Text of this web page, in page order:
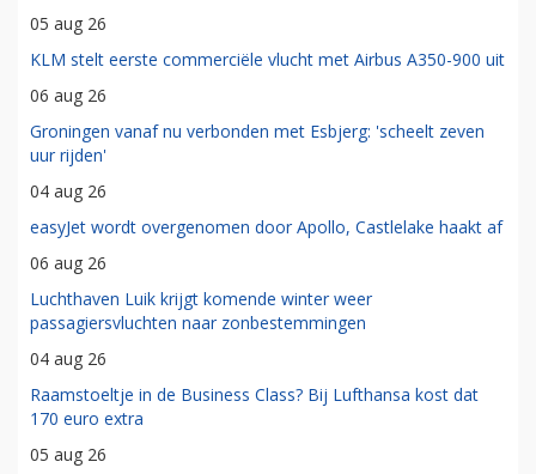
05 aug 26
KLM stelt eerste commerciële vlucht met Airbus A350-900 uit
06 aug 26
Groningen vanaf nu verbonden met Esbjerg: 'scheelt zeven
uur rijden'
04 aug 26
easyJet wordt overgenomen door Apollo, Castlelake haakt af
06 aug 26
Luchthaven Luik krijgt komende winter weer
passagiersvluchten naar zonbestemmingen
04 aug 26
Raamstoeltje in de Business Class? Bij Lufthansa kost dat
170 euro extra
05 aug 26